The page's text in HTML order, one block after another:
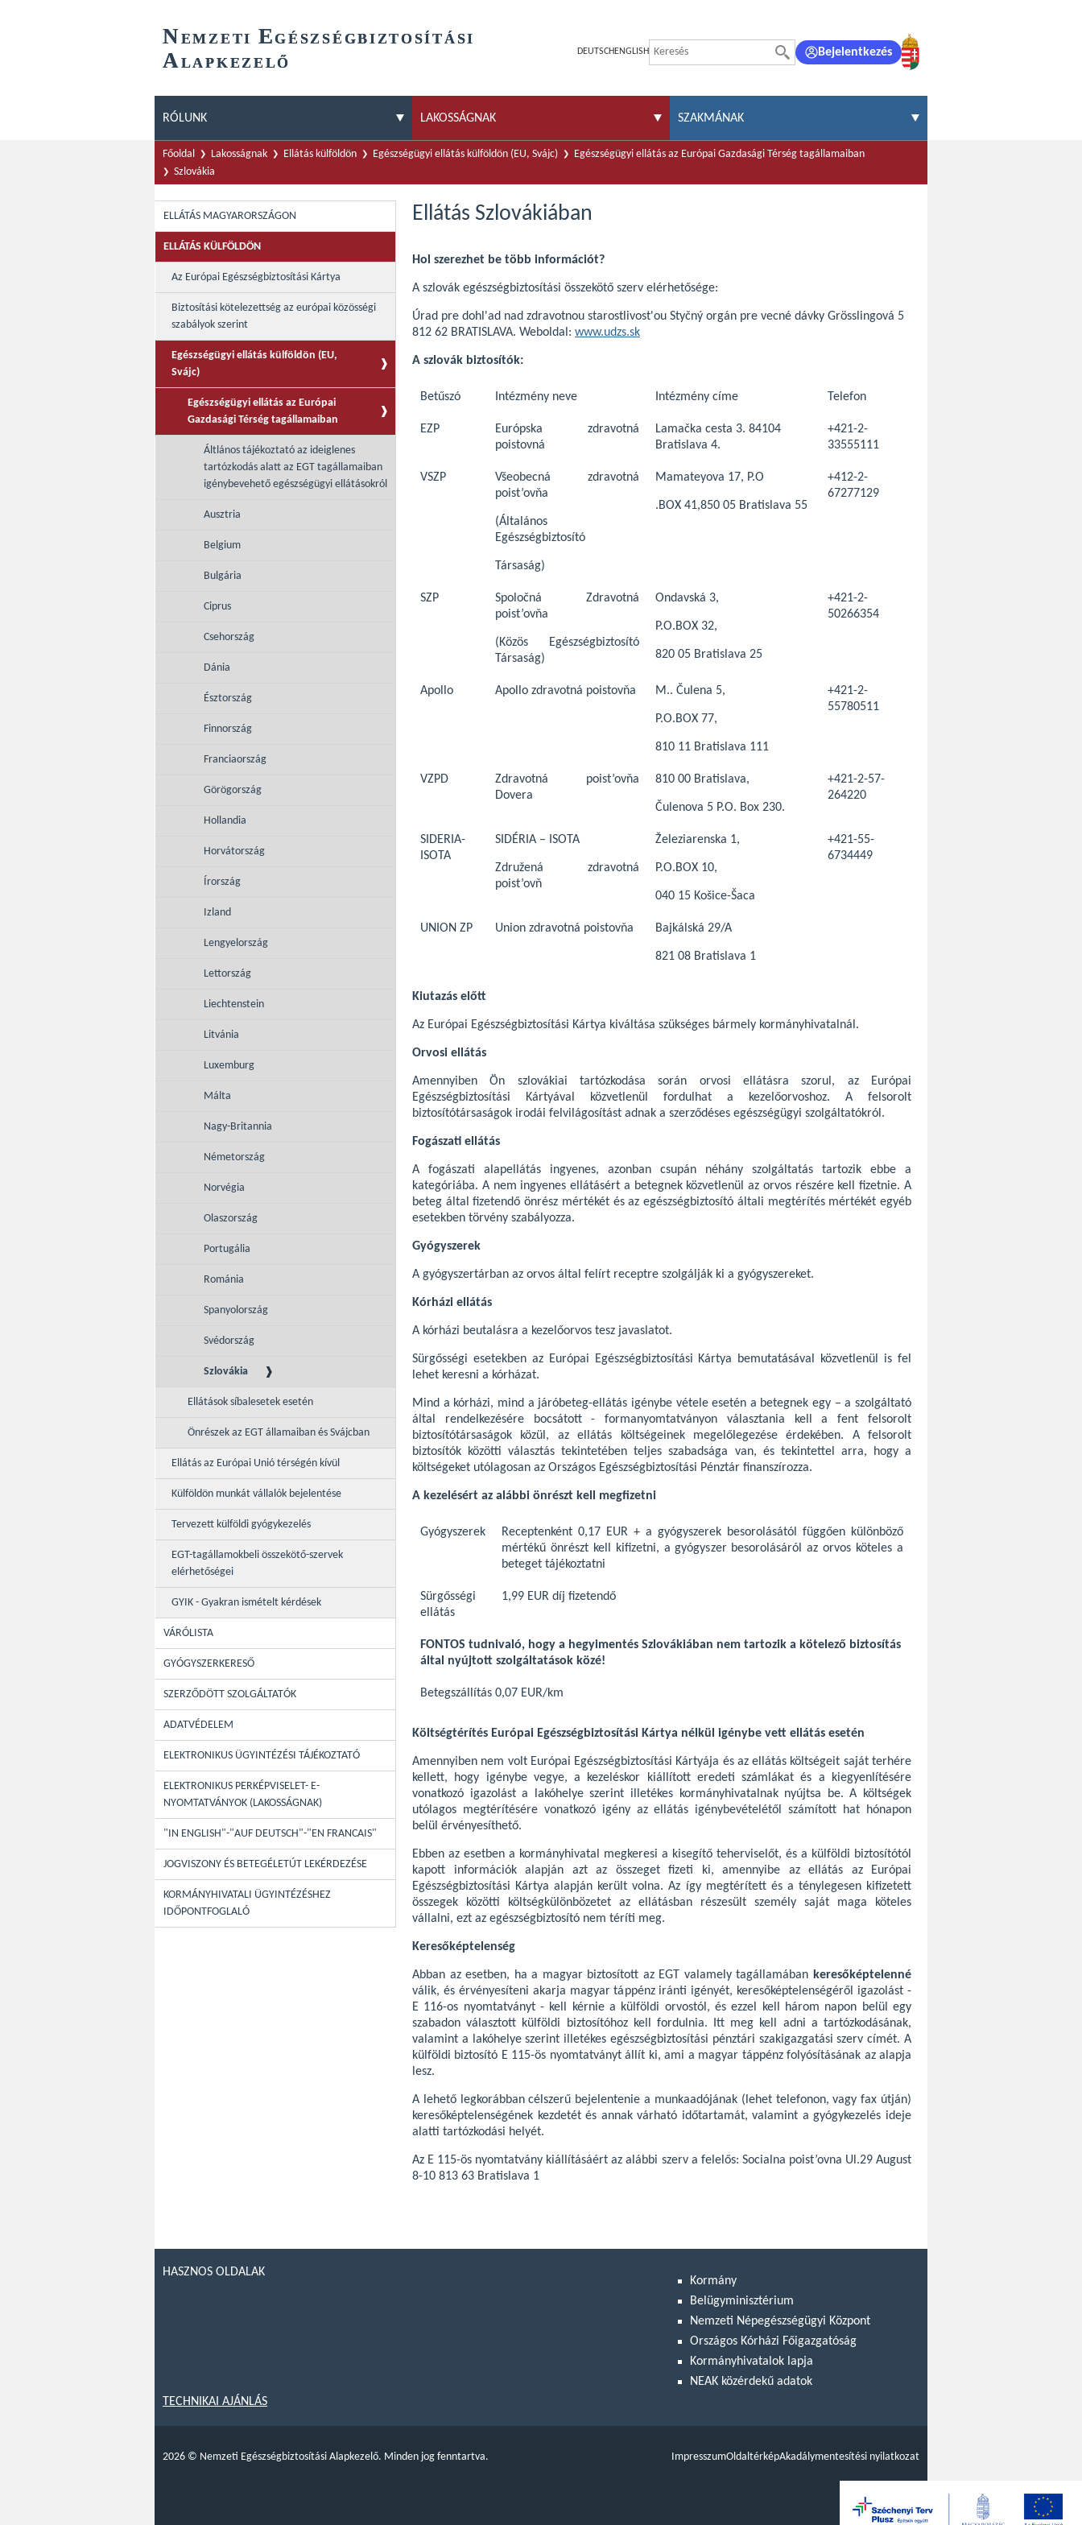
NEMZETI EGÉSZSÉGBIZTOSÍTÁSI
ALAPKEZELŐ
DEUTSCH ENGLISH Bejelentkezés
RÓLUNK LAKOSSÁGNAK SZAKMÁNAK
Főoldal Lakosságnak Ellátás külföldön Egészségügyi ellátás külföldön (EU, Svájc)
Egészségügyi ellátás az Európai Gazdasági Térség tagállamaiban
Szlovákia
ELLÁTÁS MAGYARORSZÁGON
ELLÁTÁS KÜLFÖLDÖN
Az Európai Egészségbiztosítási Kártya
Biztosítási kötelezettség az európai közösségi
szabályok szerint
Egészségügyi ellátás külföldön (EU,
Svájc)
Egészségügyi ellátás az Európai
Gazdasági Térség tagállamaiban
Áltlános tájékoztató az ideiglenes
tartózkodás alatt az EGT tagállamaiban
igénybevehető egészségügyi ellátásokról
Ausztria
Belgium
Bulgária
Ciprus
Csehország
Dánia
Észtország
Finnország
Franciaország
Görögország
Hollandia
Horvátország
Írország
Izland
Lengyelország
Lettország
Liechtenstein
Litvánia
Luxemburg
Málta
Nagy-Britannia
Németország
Norvégia
Olaszország
Portugália
Románia
Spanyolország
Svédország
Szlovákia
Ellátások síbalesetek esetén
Önrészek az EGT államaiban és Svájcban
Ellátás az Európai Unió térségén kívül
Külföldön munkát vállalók bejelentése
Tervezett külföldi gyógykezelés
EGT-tagállamokbeli összekötő-szervek
elérhetőségei
GYIK - Gyakran ismételt kérdések
VÁRÓLISTA
GYÓGYSZERKERESŐ
SZERZŐDÖTT SZOLGÁLTATÓK
ADATVÉDELEM
ELEKTRONIKUS ÜGYINTÉZÉSI TÁJÉKOZTATÓ
ELEKTRONIKUS PERKÉPVISELET- E-
NYOMTATVÁNYOK (LAKOSSÁGNAK)
"IN ENGLISH"-"AUF DEUTSCH"-"EN FRANCAIS"
JOGVISZONY ÉS BETEGÉLETÚT LEKÉRDEZÉSE
KORMÁNYHIVATALI ÜGYINTÉZÉSHEZ
IDŐPONTFOGLALÓ
Ellátás Szlovákiában
Hol szerezhet be több információt?
A szlovák egészségbiztosítási összekötő szerv elérhetősége:
Úrad pre dohl'ad nad zdravotnou starostlivost'ou Styčný orgán pre vecné dávky Grösslingová 5
812 62 BRATISLAVA. Weboldal: www.udzs.sk
A szlovák biztosítók:
Betűszó Intézmény neve Intézmény címe Telefon
EZP
Európska zdravotná
poistovná
Lamačka cesta 3. 84104
Bratislava 4.
+421-2-
33555111
VSZP
Všeobecná zdravotná
poist’ovňa
(Általános
Egészségbiztosító
Társaság)
Mamateyova 17, P.O
.BOX 41,850 05 Bratislava 55
+412-2-
67277129
SZP
Spoločná Zdravotná
poist’ovňa
(Közös Egészségbiztosító
Társaság)
Ondavská 3,
P.O.BOX 32,
820 05 Bratislava 25
+421-2-
50266354
Apollo Apollo zdravotná poistovňa M.. Čulena 5,
P.O.BOX 77,
810 11 Bratislava 111
+421-2-
55780511
VZPD
Zdravotná poist’ovňa
Dovera
810 00 Bratislava,
Čulenova 5 P.O. Box 230.
+421-2-57-
264220
SIDERIA-
ISOTA
SIDÉRIA – ISOTA
Združená zdravotná
poist’ovň
Železiarenska 1,
P.O.BOX 10,
040 15 Košice-Šaca
+421-55-
6734449
UNION ZP Union zdravotná poistovňa Bajkálská 29/A
821 08 Bratislava 1
Kiutazás előtt
Az Európai Egészségbiztosítási Kártya kiváltása szükséges bármely kormányhivatalnál.
Orvosi ellátás
Amennyiben Ön szlovákiai tartózkodása során orvosi ellátásra szorul, az Európai
Egészségbiztosítási Kártyával közvetlenül fordulhat a kezelőorvoshoz. A felsorolt
biztosítótársaságok irodái felvilágosítást adnak a szerződéses egészségügyi szolgáltatókról.
Fogászati ellátás
A fogászati alapellátás ingyenes, azonban csupán néhány szolgáltatás tartozik ebbe a
kategóriába. A nem ingyenes ellátásért a betegnek közvetlenül az orvos részére kell fizetnie. A
beteg által fizetendő önrész mértékét és az egészségbiztosító általi megtérítés mértékét egyéb
esetekben törvény szabályozza.
Gyógyszerek
A gyógyszertárban az orvos által felírt receptre szolgálják ki a gyógyszereket.
Kórházi ellátás
A kórházi beutalásra a kezelőorvos tesz javaslatot.
Sürgősségi esetekben az Európai Egészségbiztosítási Kártya bemutatásával közvetlenül is fel
lehet keresni a kórházat.
Mind a kórházi, mind a járóbeteg-ellátás igénybe vétele esetén a betegnek egy – a szolgáltató
által rendelkezésére bocsátott - formanyomtatványon választania kell a fent felsorolt
biztosítótársaságok közül, az ellátás költségeinek megelőlegezése érdekében. A felsorolt
biztosítók közötti választás tekintetében teljes szabadsága van, és tekintettel arra, hogy a
költségeket utólagosan az Országos Egészségbiztosítási Pénztár finanszírozza.
A kezelésért az alábbi önrészt kell megfizetni
Gyógyszerek
Receptenként 0,17 EUR + a gyógyszerek besorolásától függően különböző
mértékű önrészt kell kifizetni, a gyógyszer besorolásáról az orvos köteles a
beteget tájékoztatni
Sürgősségi
ellátás
1,99 EUR díj fizetendő
FONTOS tudnivaló, hogy a hegyimentés Szlovákiában nem tartozik a kötelező biztosítás
által nyújtott szolgáltatások közé!
Betegszállítás 0,07 EUR/km
Költségtérítés Európai Egészségbiztosítási Kártya nélkül igénybe vett ellátás esetén
Amennyiben nem volt Európai Egészségbiztosítási Kártyája és az ellátás költségeit saját terhére
kellett, hogy igénybe vegye, a kezeléskor kiállított eredeti számlákat és a kiegyenlítésére
vonatkozó igazolást a lakóhelye szerint illetékes kormányhivatalnak nyújtsa be. A költségek
utólagos megtérítésére vonatkozó igény az ellátás igénybevételétől számított hat hónapon
belül érvényesíthető.
Ebben az esetben a kormányhivatal megkeresi a kisegítő teherviselőt, és a külföldi biztosítótól
kapott információk alapján azt az összeget fizeti ki, amennyibe az ellátás az Európai
Egészségbiztosítási Kártya alapján került volna. Az így megtérített és a ténylegesen kifizetett
összegek közötti költségkülönbözetet az ellátásban részesült személy saját maga köteles
vállalni, ezt az egészségbiztosító nem téríti meg.
Keresőképtelenség
Abban az esetben, ha a magyar biztosított az EGT valamely tagállamában keresőképtelenné
válik, és érvényesíteni akarja magyar táppénz iránti igényét, keresőképtelenségéről igazolást -
E 116-os nyomtatványt - kell kérnie a külföldi orvostól, és ezzel kell három napon belül egy
szabadon választott külföldi biztosítóhoz kell fordulnia. Itt meg kell adni a tartózkodásának,
valamint a lakóhelye szerint illetékes egészségbiztosítási pénztári szakigazgatási szerv címét. A
külföldi biztosító E 115-ös nyomtatványt állít ki, ami a magyar táppénz folyósításának az alapja
lesz.
A lehető legkorábban célszerű bejelentenie a munkaadójának (lehet telefonon, vagy fax útján)
keresőképtelenségének kezdetét és annak várható időtartamát, valamint a gyógykezelés ideje
alatti tartózkodási helyét.
Az E 115-ös nyomtatvány kiállításáért az alábbi szerv a felelős: Socialna poist’ovna Ul.29 August
8-10 813 63 Bratislava 1
HASZNOS OLDALAK
Kormány
Belügyminisztérium
Nemzeti Népegészségügyi Központ
Országos Kórházi Főigazgatóság
Kormányhivatalok lapja
NEAK közérdekű adatok
TECHNIKAI AJÁNLÁS
2026 © Nemzeti Egészségbiztosítási Alapkezelő. Minden jog fenntartva. ImpresszumOldaltérképAkadálymentesítési nyilatkozat